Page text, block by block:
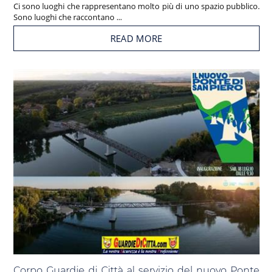
Ci sono luoghi che rappresentano molto più di uno spazio pubblico.
Sono luoghi che raccontano ...
READ MORE